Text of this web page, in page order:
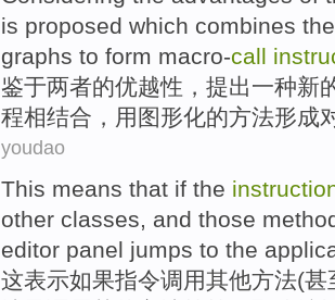
is proposed which combines
graphs to form macro-call
鉴于两者的优越性 ， 提出一种新
程相结合， 用 图形化的方法形成
youdao
This means that if the
other classes and those
editor panel jumps to the
这表示如果指令调用其他方法(甚